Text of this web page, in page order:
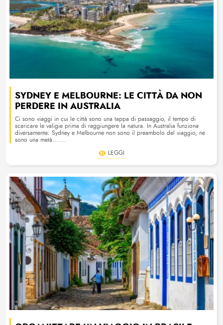
SYDNEY E MELBOURNE: LE CITTÀ DA NON
PERDERE IN AUSTRALIA
Ci sono viaggi in cui le città sono una tappa di passaggio, il tempo di
scaricare le valigie prima di raggiungere la natura. In Australia funziona
diversamente: Sydney e Melbourne non sono il preambolo del viaggio, ne
sono una metà.......
LEGGI